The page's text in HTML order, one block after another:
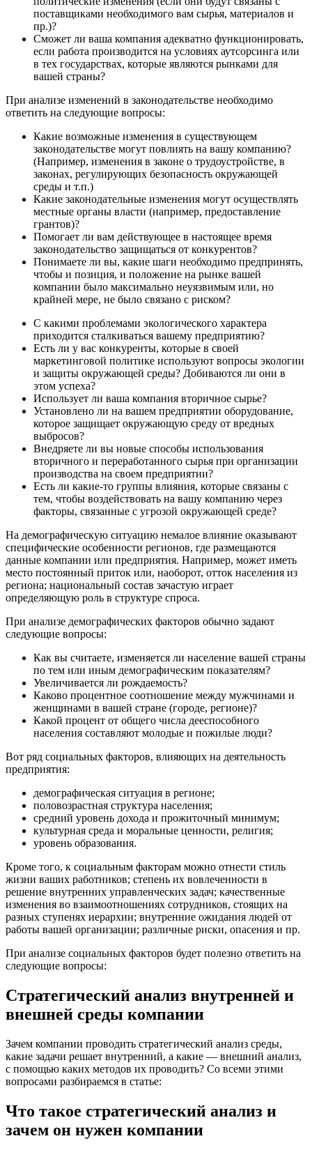
поставщиками необходимого вам сырья, материалов и
пр.)?
Сможет ли ваша компания адекватно функционировать,
если работа производится на условиях аутсорсинга или
в тех государствах, которые являются рынками для
вашей страны?
При анализе изменений в законодательстве необходимо
ответить на следующие вопросы:
Какие возможные изменения в существующем
законодательстве могут повлиять на вашу компанию?
(Например, изменения в законе о трудоустройстве, в
законах, регулирующих безопасность окружающей
среды и т.п.)
Какие законодательные изменения могут осуществлять
местные органы власти (например, предоставление
грантов)?
Помогает ли вам действующее в настоящее время
законодательство защищаться от конкурентов?
Понимаете ли вы, какие шаги необходимо предпринять,
чтобы и позиция, и положение на рынке вашей
компании было максимально неуязвимым или, но
крайней мере, не было связано с риском?
С какими проблемами экологического характера
приходится сталкиваться вашему предприятию?
Есть ли у вас конкуренты, которые в своей
маркетинговой политике используют вопросы экологии
и защиты окружающей среды? Добиваются ли они в
этом успеха?
Использует ли ваша компания вторичное сырье?
Установлено ли на вашем предприятии оборудование,
которое защищает окружающую среду от вредных
выбросов?
Внедряете ли вы новые способы использования
вторичного и переработанного сырья при организации
производства на своем предприятии?
Есть ли какие-то группы влияния, которые связаны с
тем, чтобы воздействовать на вашу компанию через
факторы, связанные с угрозой окружающей среде?
На демографическую ситуацию немалое влияние оказывают
специфические особенности регионов, где размещаются
данные компании или предприятия. Например, может иметь
место постоянный приток или, наоборот, отток населения из
региона; национальный состав зачастую играет
определяющую роль в структуре спроса.
При анализе демографических факторов обычно задают
следующие вопросы:
Как вы считаете, изменяется ли население вашей страны
по тем или иным демографическим показателям?
Увеличивается ли рождаемость?
Каково процентное соотношение между мужчинами и
женщинами в вашей стране (городе, регионе)?
Какой процент от общего числа дееспособного
населения составляют молодые и пожилые люди?
Вот ряд социальных факторов, влияющих на деятельность
предприятия:
демографическая ситуация в регионе;
половозрастная структура населения;
средний уровень дохода и прожиточный минимум;
культурная среда и моральные ценности, религия;
уровень образования.
Кроме того, к социальным факторам можно отнести стиль
жизни ваших работников; степень их вовлеченности в
решение внутренних управленческих задач; качественные
изменения во взаимоотношениях сотрудников, стоящих на
разных ступенях иерархии; внутренние ожидания людей от
работы вашей организации; различные риски, опасения и пр.
При анализе социальных факторов будет полезно ответить на
следующие вопросы:
Стратегический анализ внутренней и
внешней среды компании
Зачем компании проводить стратегический анализ среды,
какие задачи решает внутренний, а какие — внешний анализ,
с помощью каких методов их проводить? Cо всеми этими
вопросами разбираемся в статье:
Что такое стратегический анализ и
зачем он нужен компании